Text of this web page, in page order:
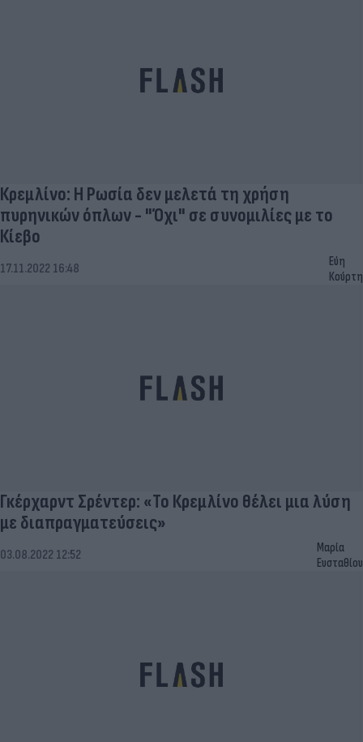
Κρεμλίνο: Η Ρωσία δεν μελετά τη χρήση
πυρηνικών όπλων - "Όχι" σε συνομιλίες με το
Κίεβο
17.11.2022 16:48
Εύη
Κούρτη
Γκέρχαρντ Σρέντερ: «Το Κρεμλίνο θέλει μια λύση
με διαπραγματεύσεις»
03.08.2022 12:52
Μαρία
Ευσταθίου